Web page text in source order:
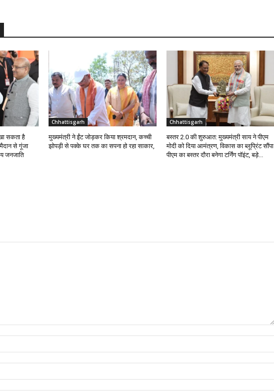
सकता है
से गूंजा
जनजाति
Chhattisgarh
मुख्यमंत्री ने ईंट जोड़कर किया श्रमदान, कच्ची
झोपड़ी से पक्के घर तक का सपना हो रहा साकार,
Chhattisgarh
बस्तर 2.0 की शुरुआत: मुख्यमंत्री साय ने पीएम
मोदी को दिया आमंत्रण, विकास का ब्लूप्रिंट सौंपा
पीएम का बस्तर दौरा बनेगा टर्निंग पॉइंट, बड़े...